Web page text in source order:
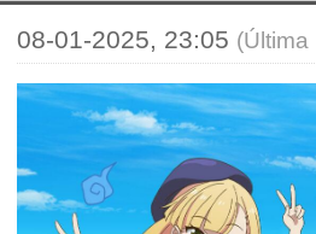
08-01-2025, 23:05